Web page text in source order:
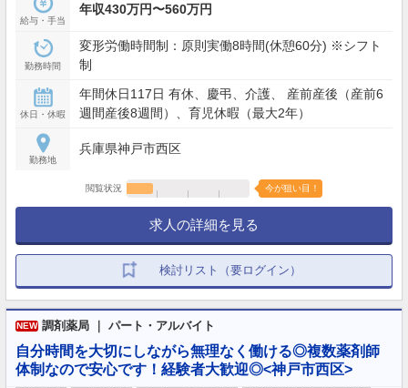
給与・手当
年収430万円〜560万円
勤務時間
変形労働時間制：原則実働8時間(休憩60分) ※シフト
制
休日・休暇
年間休日117日 有休、慶弔、介護、 産前産後（産前6
週間産後8週間）、育児休暇（最大2年）
勤務地
兵庫県神戸市西区
閲覧状況 今が狙い目！
求人の詳細を見る
検討リスト（要ログイン）
NEW 調剤薬局 ｜ パート・アルバイト
自分時間を大切にしながら無理なく働ける◎複数薬剤師
体制なので安心です！経験者大歓迎◎<神戸市西区>